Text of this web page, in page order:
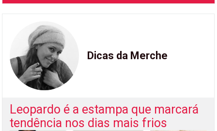
Dicas da Merche
Leopardo é a estampa que marcará
tendência nos dias mais frios